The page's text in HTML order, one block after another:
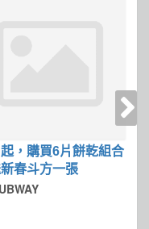
起，購買6片餅乾組合
春斗方一張